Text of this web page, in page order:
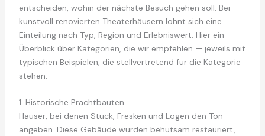
entscheiden, wohin der nächste Besuch gehen soll. Bei
kunstvoll renovierten Theaterhäusern lohnt sich eine
Einteilung nach Typ, Region und Erlebniswert. Hier ein
Überblick über Kategorien, die wir empfehlen — jeweils mit
typischen Beispielen, die stellvertretend für die Kategorie
stehen.
1. Historische Prachtbauten
Häuser, bei denen Stuck, Fresken und Logen den Ton
angeben. Diese Gebäude wurden behutsam restauriert,